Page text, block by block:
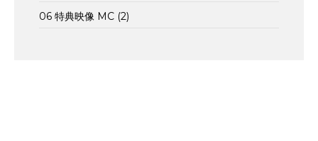
06 特典映像 MC (2)